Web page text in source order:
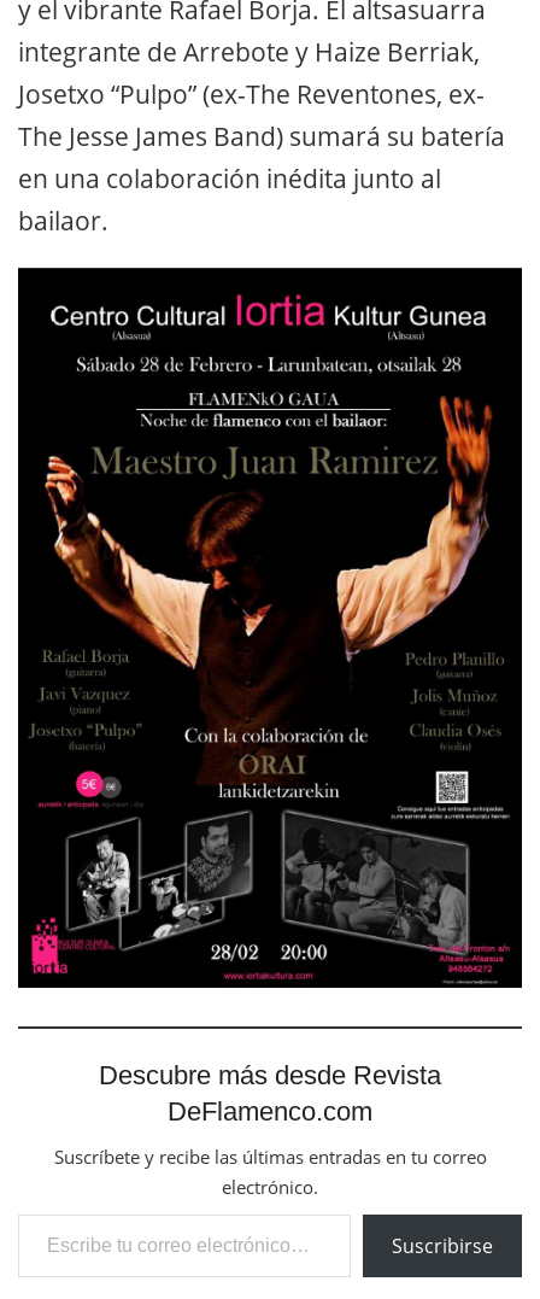
y el vibrante Rafael Borja. El altsasuarra
integrante de Arrebote y Haize Berriak,
Josetxo “Pulpo” (ex-The Reventones, ex-
The Jesse James Band) sumará su batería
en una colaboración inédita junto al
bailaor.
Descubre más desde Revista
DeFlamenco.com
Suscríbete y recibe las últimas entradas en tu correo
electrónico.
Escribe tu correo electrónico…
Suscribirse